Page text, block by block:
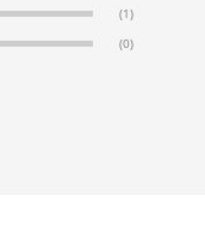
(1)
(0)